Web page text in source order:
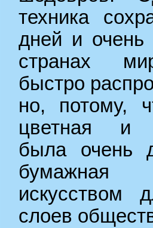
техника
дней и очень
странах
быстро
но, потому,
цветная и
была очень
бумажная
искусством
слоев